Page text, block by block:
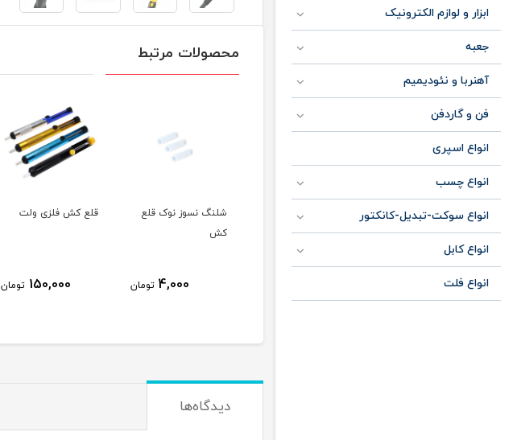
ابزار و لوازم الکترونیک
جعبه
آهنربا و نئودیمیم
فن و گاردفن
انواع اسپری
انواع چسب
انواع سوکت-تبدیل-کانکتور
انواع کابل
انواع فلت
محصولات مرتبط
تمیز کننده نوک هویه
سومو sm107
شلنگ نسوز نوک قلع
کش
4,000 تومان
قلع کش فلزی ولت
150,000 تومان
دیدگاه‌ها